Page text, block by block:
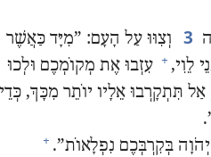
3
וְצִוּוּ עַל הָעָם:‏ ”‏מִיָּד כַּאֲשֶׁר
לֵוִי,‏ + עִזְבוּ אֶת מְקוֹמְכֶם וּלְכוּ
תִּתְקָרְבוּ אֵלָיו יוֹתֵר מִכָּךְ,‏ כְּדֵי
בְּקִרְבְּכֶם נִפְלָאוֹת”‏.‏ +